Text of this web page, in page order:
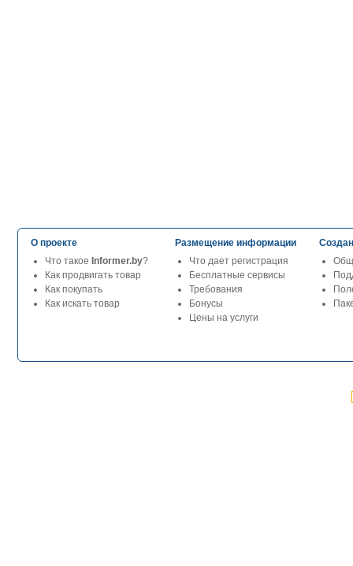
О проекте
Что такое Informer.by?
Как продвигать товар
Как покупать
Как искать товар
Размещение информации
Что дает регистрация
Бесплатные сервисы
Требования
Бонусы
Цены на услуги